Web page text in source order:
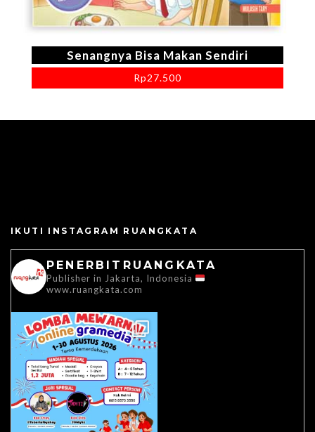
Senangnya Bisa Makan Sendiri
Rp27.500
IKUTI INSTAGRAM RUANGKATA
PENERBITRUANGKATA
Publisher in Jakarta, Indonesia
www.ruangkata.com